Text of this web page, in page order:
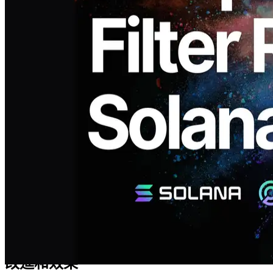
消 Geyser gRPC 共享端點上的過濾器限制。此更改已在所有區
域應用，並透過強化的監控系統繼續提供穩定環境。
此前的過濾器限制主要作為系統負載的應對措施而運營。隨著
監控系統的強化和資料的積累，我們能夠更準確地識別與濫用
此外，透過引入更嚴格、更高效能的 nftable 自動更新邏輯，
我們實施了一項將攻擊造成的負載降至最低的更新。透過降低
攻擊風險和濫用行為，我們確認系統整體負載可以顯著緩解。
同時，我們將免費試用最佳化為一天。這降低了濫用行為的可
能性，同時仍為合法使用者提供了充足的比較和測試時間。這
些改進使得與實際使用需求相匹配的穩定資源分配成為可能。
因此，我們判定可以為選擇 ERPC 的客戶穩定地保障有效資
改進和效果